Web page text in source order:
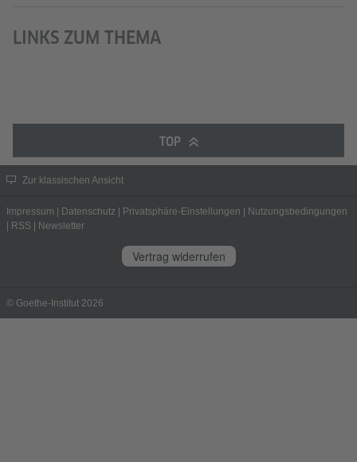
LINKS ZUM THEMA
TOP
Zur klassischen Ansicht
Impressum Datenschutz Privatsphäre-Einstellungen
Nutzungsbedingungen
RSS Newsletter
Vertrag widerrufen
© Goethe-Institut 2026